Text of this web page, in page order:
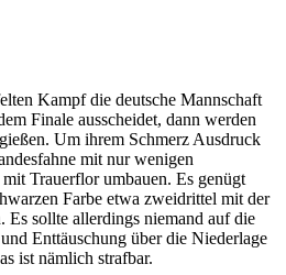
Kampf die deutsche Mannschaft
Finale ausscheidet, dann werden
Um ihrem Schmerz Ausdruck
mit nur wenigen
Trauerflor umbauen. Es genügt
Farbe etwa zweidrittel mit der
Es sollte allerdings niemand auf die
Enttäuschung über die Niederlage
ist nämlich strafbar.